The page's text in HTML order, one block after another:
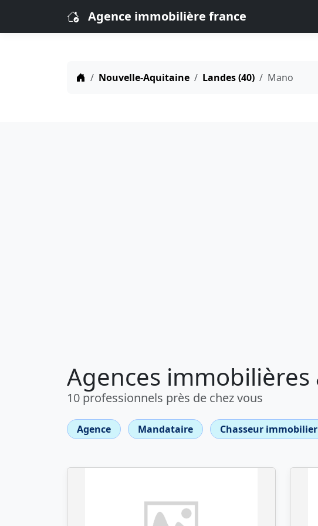
Agence immobilière france
Nouvelle-Aquitaine Landes (40) Mano
Agences
10 professionnels près de chez vous
Agence Mandataire Chasseur immobilier